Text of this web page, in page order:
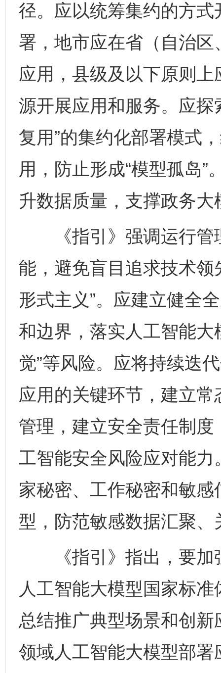
径。应以统筹集约的方
署，地市应在省（自治
应用，县级及以下原则
源开展应用和服务。应探
复用”的集约化部署模式
用，防止形成“模型孤岛
升数据质量，支撑政务
《指引》强调运行管
能，避免盲目追求技术领
形式主义”。应建立健全
和边界，落实人工智能大
觉”等风险。应将持续迭
应用的关键环节，建立
管理，建立安全责任制
工智能安全风险应对能
家秘密、工作秘密和敏
型，防范敏感数据汇聚
《指引》指出，要加
人工智能大模型国家标
总结推广典型场景和创
领域人工智能大模型部